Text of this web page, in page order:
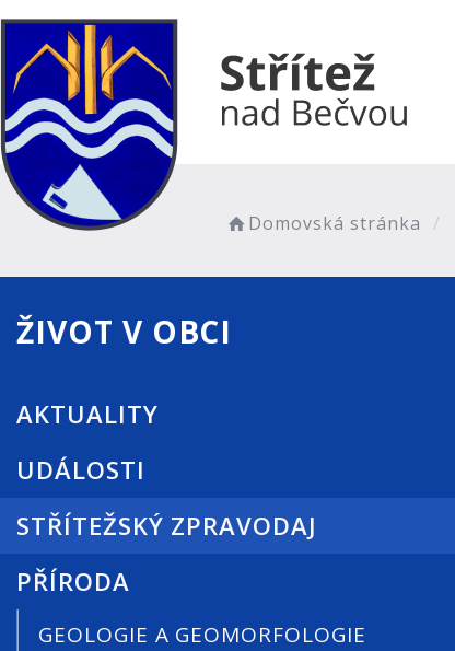
Domovská stránka
ŽIVOT V OBCI
AKTUALITY
UDÁLOSTI
STŘÍTEŽSKÝ ZPRAVODAJ
PŘÍRODA
GEOLOGIE A GEOMORFOLOGIE